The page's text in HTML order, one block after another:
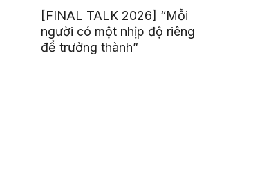
[FINAL TALK 2026] “Mỗi
người có một nhịp độ riêng
để trưởng thành”